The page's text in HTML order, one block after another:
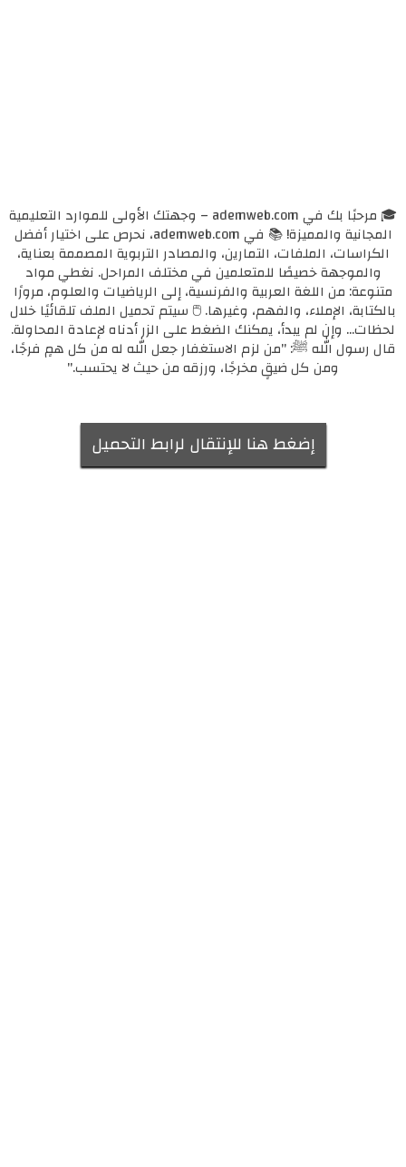
🎓 مرحبًا بك في ademweb.com – وجهتك الأولى للموارد التعليمية
المجانية والمميزة! 📚 في ademweb.com، نحرص على اختيار أفضل
الكراسات، الملفات، التمارين، والمصادر التربوية المصممة بعناية،
والموجهة خصيصًا للمتعلمين في مختلف المراحل. نغطي مواد
متنوعة: من اللغة العربية والفرنسية، إلى الرياضيات والعلوم، مرورًا
بالكتابة، الإملاء، والفهم، وغيرها. 🖱️ سيتم تحميل الملف تلقائيًا خلال
لحظات... وإن لم يبدأ، يمكنك الضغط على الزر أدناه لإعادة المحاولة.
قال رسول الله ﷺ: "من لزم الاستغفار جعل الله له من كل همٍ فرجًا،
ومن كل ضيقٍ مخرجًا، ورزقه من حيث لا يحتسب."
إضغط هنا للإنتقال لرابط التحميل